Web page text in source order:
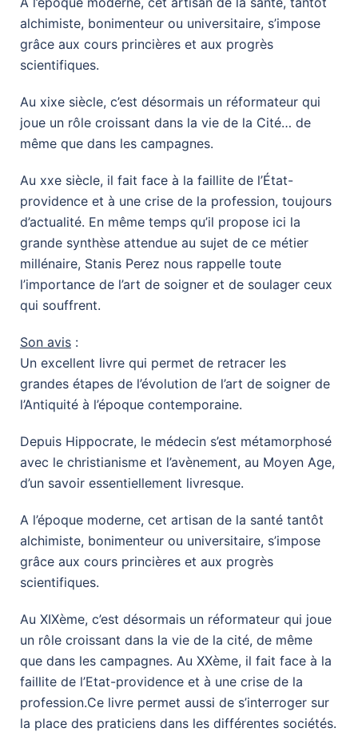
alchimiste, bonimenteur ou universitaire, s’impose
grâce aux cours princières et aux progrès
scientifiques.
Au xixe siècle, c’est désormais un réformateur qui
joue un rôle croissant dans la vie de la Cité… de
même que dans les campagnes.
Au xxe siècle, il fait face à la faillite de l’État-
providence et à une crise de la profession, toujours
d’actualité. En même temps qu’il propose ici la
grande synthèse attendue au sujet de ce métier
millénaire, Stanis Perez nous rappelle toute
l’importance de l’art de soigner et de soulager ceux
qui souffrent.
Son avis :
Un excellent livre qui permet de retracer les
grandes étapes de l’évolution de l’art de soigner de
l’Antiquité à l’époque contemporaine.
Depuis Hippocrate, le médecin s’est métamorphosé
avec le christianisme et l’avènement, au Moyen Age,
d’un savoir essentiellement livresque.
A l’époque moderne, cet artisan de la santé tantôt
alchimiste, bonimenteur ou universitaire, s’impose
grâce aux cours princières et aux progrès
scientifiques.
Au XIXème, c’est désormais un réformateur qui joue
un rôle croissant dans la vie de la cité, de même
que dans les campagnes. Au XXème, il fait face à la
faillite de l’Etat-providence et à une crise de la
profession.Ce livre permet aussi de s’interroger sur
la place des praticiens dans les différentes sociétés.